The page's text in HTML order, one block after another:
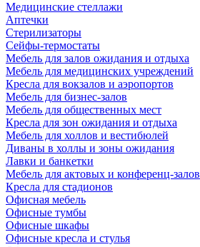
Медицинские стеллажи
Аптечки
Стерилизаторы
Сейфы-термостаты
Мебель для залов ожидания и отдыха
Мебель для медицинских учреждений
Кресла для вокзалов и аэропортов
Мебель для бизнес-залов
Мебель для общественных мест
Кресла для зон ожидания и отдыха
Мебель для холлов и вестибюлей
Диваны в холлы и зоны ожидания
Лавки и банкетки
Мебель для актовых и конференц-залов
Кресла для стадионов
Офисная мебель
Офисные тумбы
Офисные шкафы
Офисные кресла и стулья